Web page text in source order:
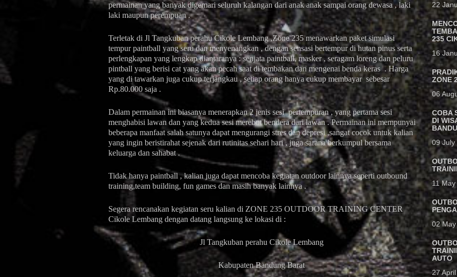
permainan yang banyak digemari seluruh kalangan dari anak anak sampai orang dewasa , laki
laki maupun perempuan .
Terletak di Jl Tangkuban perahu Cikole Lembang ,Zone 235 menawarkan paket simulasi
tempur paintball yang seru dan menyenangkan , dengan sensasi bertempur di hutan pinus serta
perlengkapan yang lengkap diantaranya : senjata paintball, masker , seragam loreng dan peluru
pintball yang berisi cat yang akan pecah saat di tembakan dan mengenai benda keras . Harga
yang di tawarkan juga cukup terjangkau , setiap orang hanya cukup membayar sebesar
Rp.80.000 saja .
Dalam permainan ini biasanya menerapkan 2 jenis sesi pertempuran , yang pertama sesi
menghabisi lawan dan yang kedua sesi merebut bendera dari lawan . Permainan ini mempunyai
beberapa manfaat salah satunya dapat mengurangi stres dan depresi ,sangat cocok untuk kalian
yang ingin beristirahat sejenak dari rutinitas sehari hari , juga sarana berkumpul bersama
keluarga dan sahabat .
Tidak hanya paintball , kalian juga dapat mencoba kegiatan outdoor lainnya seperti outbound
training,team building, fun games dan masih banyak lainnya .
Segera rencanakan kegiatan seru kalian di ZONE 235 OUTDOOR TRAINING CENTER
Cikole Lembang dengan datang langsung ke lokasi di :
Jl Tangkuban perahu Cikole Lembang
Kabupaten Bandung Barat
22
235
16
ZONE
06
COBA
DI
09 July
11
02
AUTO
27